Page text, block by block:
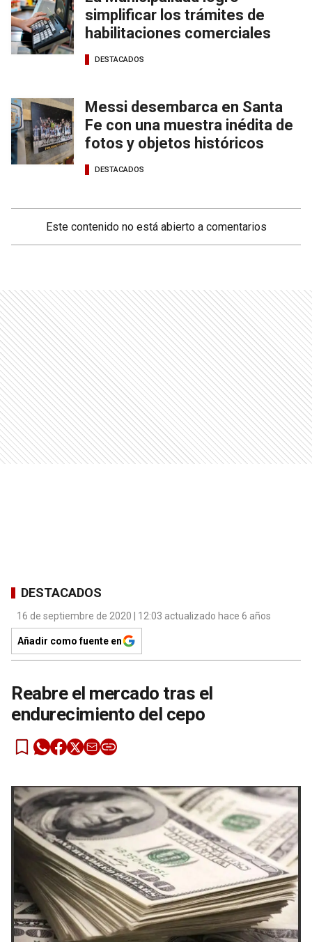
simplificar los trámites de
habilitaciones comerciales
DESTACADOS
Messi desembarca en Santa
Fe con una muestra inédita de
fotos y objetos históricos
DESTACADOS
Este contenido no está abierto a comentarios
DESTACADOS
16 de septiembre de 2020 | 12:03 actualizado hace 6 años
Añadir como fuente en
Reabre el mercado tras el
endurecimiento del cepo